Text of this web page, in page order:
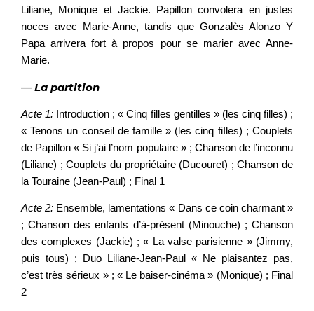
Liliane, Monique et Jackie. Papillon convolera en justes
noces avec Marie-Anne, tandis que Gonzalès Alonzo Y
Papa arrivera fort à propos pour se marier avec Anne-
Marie.
— La partition
Acte 1: Introduction ; « Cinq filles gentilles » (les cinq filles) ;
« Tenons un conseil de famille » (les cinq fiIles) ; Couplets
de Papillon « Si j’ai l’nom populaire » ; Chanson de l’inconnu
(Liliane) ; Couplets du propriétaire (Ducouret) ; Chanson de
la Touraine (Jean-Paul) ; Final 1
Acte 2: Ensemble, lamentations « Dans ce coin charmant »
; Chanson des enfants d’à-présent (Minouche) ; Chanson
des complexes (Jackie) ; « La valse parisienne » (Jimmy,
puis tous) ; Duo Liliane-Jean-Paul « Ne plaisantez pas,
c’est très sérieux » ; « Le baiser-cinéma » (Monique) ; Final
2